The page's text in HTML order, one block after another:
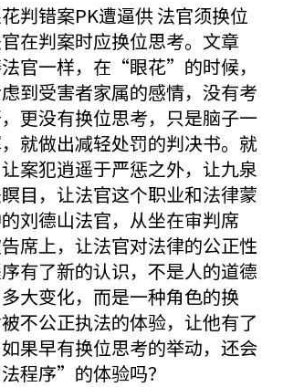
判错案PK遭逼供 法官须换位
在判案时应换位思考。文章
官一样，在“眼花”的时候，
到受害者家属的感情，没有考
更没有换位思考，只是脑子一
就做出减轻处罚的判决书。就
案犯逍遥于严惩之外，让九泉
目，让法官这个职业和法律蒙
刘德山法官，从坐在审判席
席上，让法官对法律的公正性
有了新的认识，不是人的道德
大变化，而是一种角色的换
不公正执法的体验，让他有了
果早有换位思考的举动，还会
程序”的体验吗？